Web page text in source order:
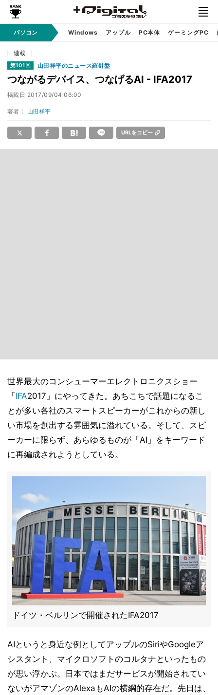
パソコン Windows アップル PC本体 ゲーミングPC
連載
第101回 山田祥平のニュース羅針盤
つながるデバイス、つなげるAI - IFA2017
掲載日 2017/09/04 06:00
著者： 山田祥平
URLをコピー
世界最大のコンシューマーエレクトロニクスショー
「 IFA2017」にやってきた。あちこちで話題になるこ
とが多い各社のスマートスピーカーがこれからの新し
い市場を創出する雰囲気に溢れている。そして、スピ
ーカーに限らず、あらゆるものが「AI」をキーワード
に再編成されようとしている。
ドイツ・ベルリンで開催されたIFA2017
AIというと身近な例としてアップルのSiriやGoogleア
シスタント、マイクロソフトのコルタナといったもの
が思い浮かぶ。日本ではまだサービスが開始されてい
ないがアマゾンのAlexaもAIの横綱的存在だ。先日は、